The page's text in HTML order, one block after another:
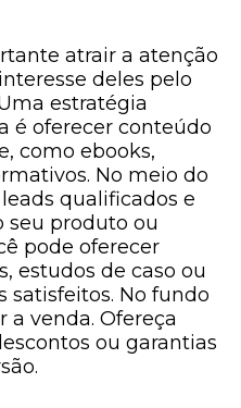
atrair a atenção
deles pelo
estratégia
é oferecer conteúdo
como ebooks,
No meio do
qualificados e
seu produto ou
pode oferecer
estudos de caso ou
satisfeitos. No fundo
a venda. Ofereça
ou garantias